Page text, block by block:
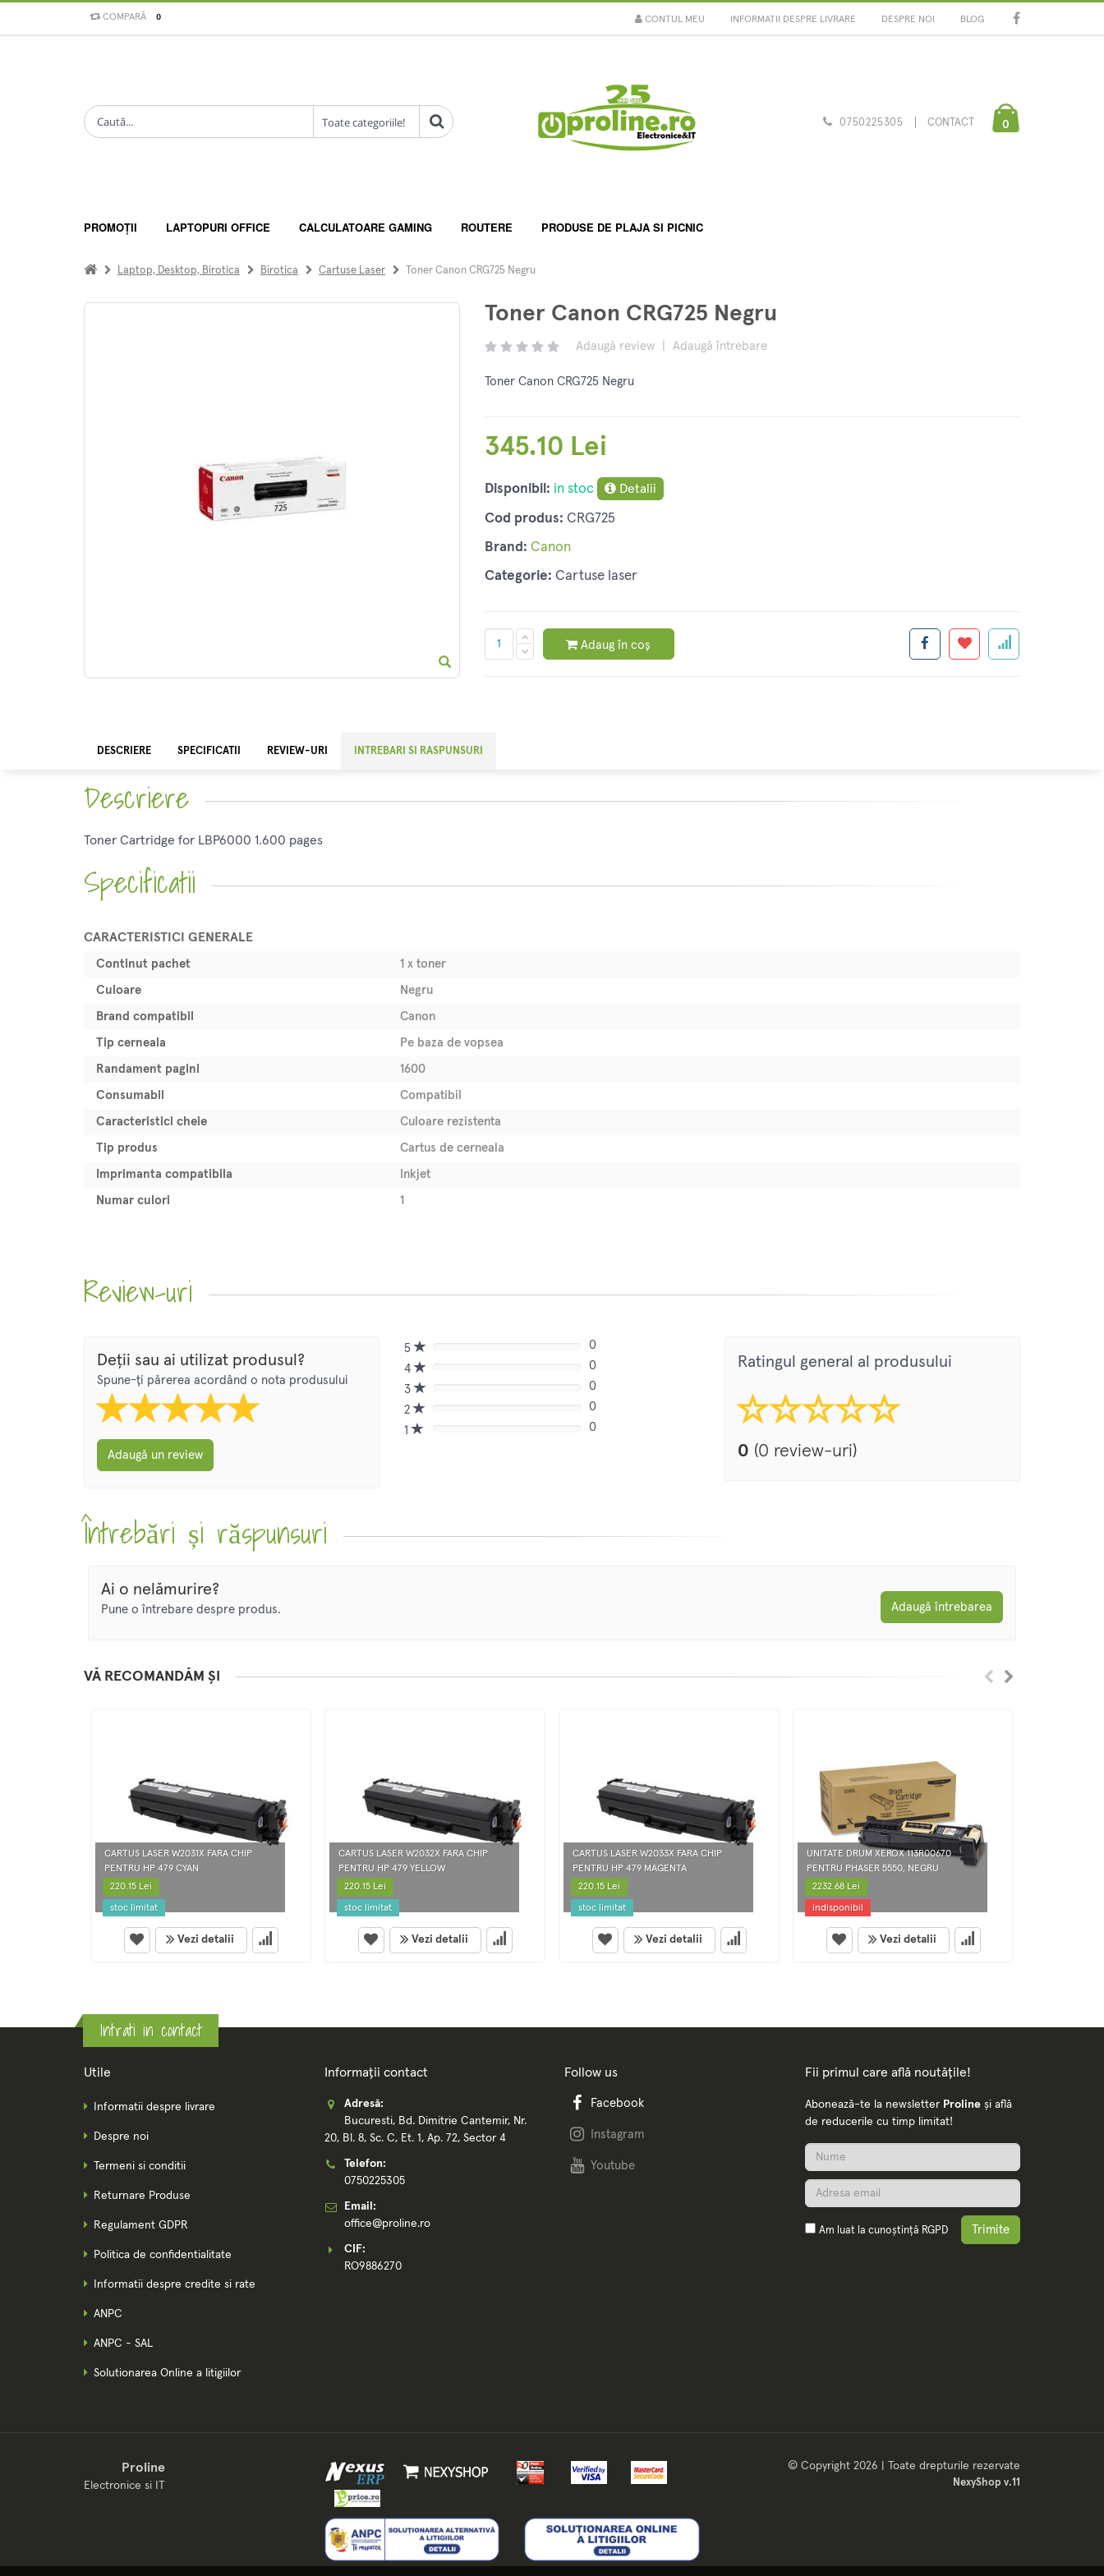
COMPARĂ 0 INFORMATII DESPRE LIVRARE DESPRE NOI BLOG
CONTUL MEU
0750225305 CONTACT 0
PROMOȚII LAPTOPURI OFFICE CALCULATOARE GAMING ROUTERE PRODUSE DE PLAJA SI PICNIC
Laptop, Desktop, Birotica Birotica Cartuse Laser Toner Canon CRG725 Negru
Toner Canon CRG725 Negru
Adaugă review Adaugă întrebare
Toner Canon CRG725 Negru
345.10 Lei
Disponibil: in stoc Detalii
Cod produs: CRG725
Brand: Canon
Categorie: Cartuse laser
Adaug în coș
DESCRIERE SPECIFICATII REVIEW-URI INTREBARI SI RASPUNSURI
Descriere
Toner Cartridge for LBP6000 1.600 pages
Specificatii
CARACTERISTICI GENERALE
Continut pachet 1 x toner
Culoare Negru
Brand compatibil Canon
Tip cerneala Pe baza de vopsea
Randament pagini 1600
Consumabil Compatibil
Caracteristici cheie Culoare rezistenta
Tip produs Cartus de cerneala
Imprimanta compatibila Inkjet
Numar culori 1
Review-uri
Deții sau ai utilizat produsul?
Spune-ți părerea acordând o nota produsului
Adaugă un review
5
(danger)
0
4
(danger)
0
3
(danger)
0
2
0
1
0
Ratingul general al produsului
0 (0 review-uri)
Întrebări și răspunsuri
Ai o nelămurire?
Pune o întrebare despre produs. Adaugă întrebarea
VĂ RECOMANDĂM ȘI
CARTUS LASER W2031X FARA CHIP
PENTRU HP 479 CYAN
220.15 Lei
stoc limitat
Vezi detalii
CARTUS LASER W2032X FARA CHIP
PENTRU HP 479 YELLOW
220.15 Lei
stoc limitat
Vezi detalii
CARTUS LASER W2033X FARA CHIP
PENTRU HP 479 MAGENTA
220.15 Lei
stoc limitat
Vezi detalii
UNITATE DRUM XEROX 113R00670
PENTRU PHASER 5550, NEGRU
2232.68 Lei
indisponibil
Vezi detalii
Intrati in contact
Utile
Informatii despre livrare
Despre noi
Termeni si conditii
Returnare Produse
Regulament GDPR
Politica de confidentialitate
Informatii despre credite si rate
ANPC
ANPC - SAL
Solutionarea Online a litigiilor
Informații contact
Adresă:
Bucuresti, Bd. Dimitrie Cantemir, Nr.
20, Bl. 8, Sc. C, Et. 1, Ap. 72, Sector 4
Telefon:
0750225305
Email:
office@proline.ro
CIF:
RO9886270
Follow us
Facebook
Instagram
Youtube
Fii primul care află noutățile!
Abonează-te la newsletter Prolineși află
de reducerile cu timp limitat!
Am luat la cunoștință RGPD Trimite
Proline
Electronice si IT
© Copyright 2026 | Toate drepturile rezervate
NexyShop v.11